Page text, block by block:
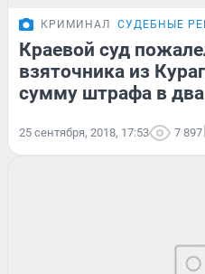
КРИМИНАЛ СУДЕБНЫЕ
Краевой суд
взяточника из
сумму штрафа в два
25 сентября, 2018, 17:53 7 897